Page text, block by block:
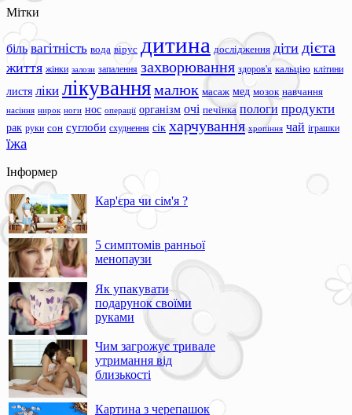
Мітки
біль вагітність вода вірус дитина дослідження діти дієта
життя жінки залози запалення захворювання здоров'я кальцію клітини
листя ліки лікуваннямалюк масаж мед мозок навчання
насіння нирок ноги нос операції організм очі печінка пологи продукти
рак руки сон суглоби схуднення сік харчування хропіння чай іграшки
їжа
Інформер
Кар'єра чи сім'я ?
5 симптомів ранньої
менопаузи
Як упакувати
подарунок своїми
руками
Чим загрожує тривале
утримання від
близькості
Картина з черепашок